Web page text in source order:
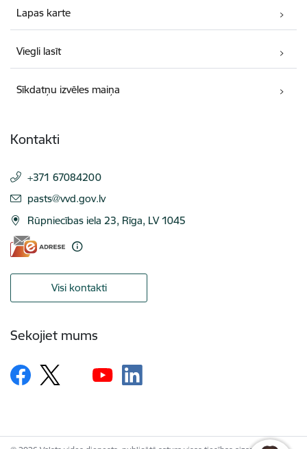
Lapas karte
Viegli lasīt
Sīkdatņu izvēles maiņa
Kontakti
+371 67084200
E-pasts:
pasts@vvd.gov.lv
Rūpniecības iela 23, Rīga, LV 1045
Visi kontakti
Sekojiet mums